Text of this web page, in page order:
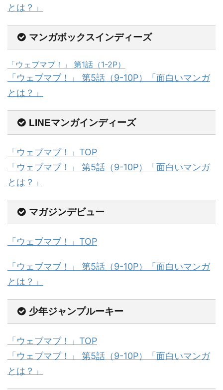
とは？」
マンガボックスインディーズ
「ウェブマブ！」 第1話（1-2P）
「ウェブマブ！」 第5話（9-10P）「面白いマンガ
とは？」
LINEマンガインディーズ
「ウェブマブ！」TOP
「ウェブマブ！」 第5話（9-10P）「面白いマンガ
とは？」
マガジンデビュー
「ウェブマブ！」TOP
「ウェブマブ！」 第5話（9-10P）「面白いマンガ
とは？」
少年ジャンプルーキー
「ウェブマブ！」TOP
「ウェブマブ！」 第5話（9-10P）「面白いマンガ
とは？」